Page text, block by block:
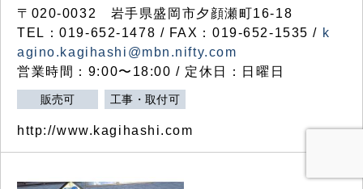
〒020-0032 岩手県盛岡市夕顔瀬町16-18
TEL：019-652-1478 / FAX：019-652-1535 / k
agino.kagihashi@mbn.nifty.com
営業時間：9:00〜18:00 / 定休日：日曜日
販売可 工事・取付可
http://www.kagihashi.com